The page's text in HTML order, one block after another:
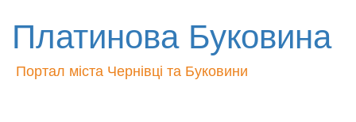
Платинова Буковина
Портал міста Чернівці та Буковини